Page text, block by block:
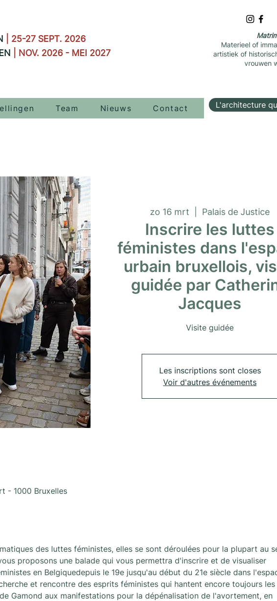
| 25-27 SEPT. 2026
| NOV. 2026 - MEI 2027
Materieel of
artistiek of
vrouwen
Team Nieuws Contact L'architecture
zo 16 mrt Palais de Justice
Inscrire les luttes
féministes dans
urbain bruxellois,
guidée par
Jacques
Visite guidée
Les inscriptions sont closes
Voir d'autres événements
- 1000 Bruxelles
des luttes féministes, elles se sont déroulées pour la plupart au
proposons une balade qui vous permettra d'inscrire et de visualiser
en Belgiquedepuis le 19e jusqu'au début du 21e siècle dans
et rencontre des esprits féministes qui hantent encore toujours les
Gamond aux manifestations pour la dépénalisation de l'avortement, en